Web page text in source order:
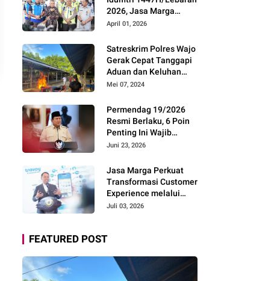
Perjalanan
2026, Jasa Marga
Pastikan Kesiapan
Pemudik Gunakan Rest
Area Alternatif
April 01, 2026
Satreskrim Polres Wajo
Gerak Cepat Tanggapi
Aduan dan Keluhan
Masyarakat Soal Aksi
Mei 07, 2024
Permendag 19/2026
Resmi Berlaku, 6 Poin
Penting Ini Wajib
Diketahui Pengusaha
Juni 23, 2026
Jasa Marga Perkuat
Transformasi Customer
Experience melalui
Expert Sharing Session
Juli 03, 2026
FEATURED POST